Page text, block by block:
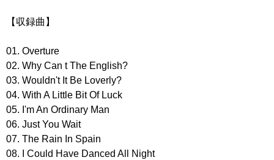
【収録曲】
01. Overture
02. Why Can t The English?
03. Wouldn't It Be Loverly?
04. With A Little Bit Of Luck
05. I'm An Ordinary Man
06. Just You Wait
07. The Rain In Spain
08. I Could Have Danced All Night